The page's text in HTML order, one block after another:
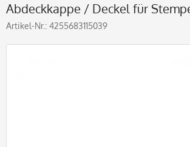
Abdeckkappe / Deckel für
Artikel-Nr.: 4255683115039